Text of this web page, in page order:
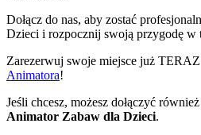
Dołącz do nas, aby zostać
Dzieci i rozpocznij swoją przygodę w
Zarezerwuj swoje miejsce już TERAZ
Animatora!
Jeśli chcesz, możesz dołączyć
Animator Zabaw dla Dzieci.